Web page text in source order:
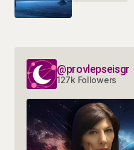
@provlepseisgr
127k Followers